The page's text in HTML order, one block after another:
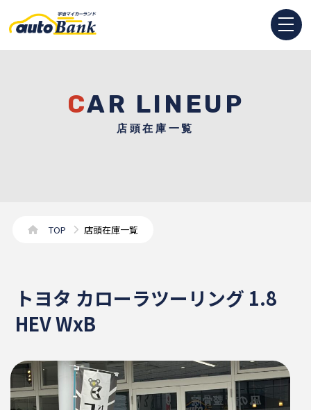
CAR LINEUP
店頭在庫一覧
TOP 店頭在庫一覧
トヨタ カローラツーリング 1.8
HEV WxB